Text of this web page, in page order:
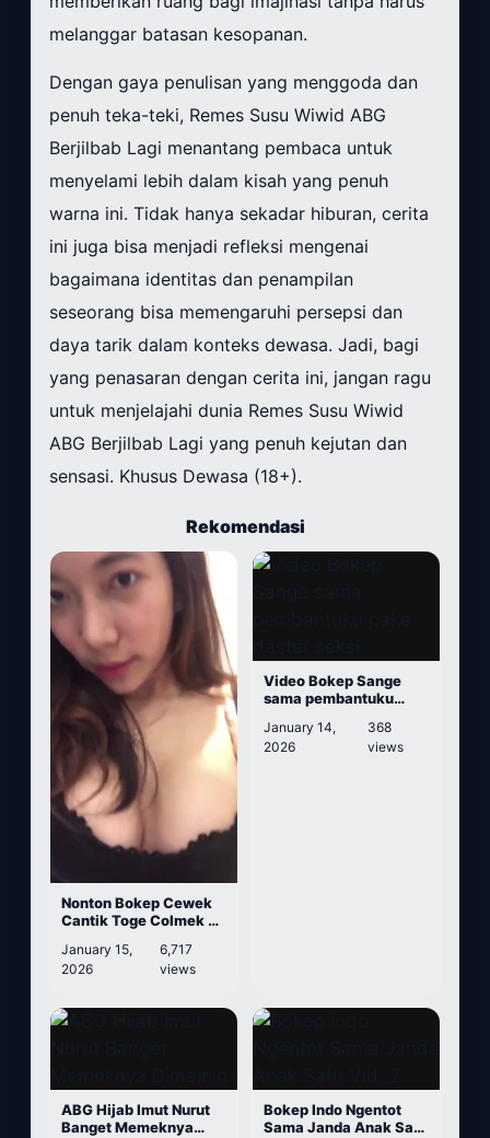
melanggar batasan kesopanan.
Dengan gaya penulisan yang menggoda dan
penuh teka-teki, Remes Susu Wiwid ABG
Berjilbab Lagi menantang pembaca untuk
menyelami lebih dalam kisah yang penuh
warna ini. Tidak hanya sekadar hiburan, cerita
ini juga bisa menjadi refleksi mengenai
bagaimana identitas dan penampilan
seseorang bisa memengaruhi persepsi dan
daya tarik dalam konteks dewasa. Jadi, bagi
yang penasaran dengan cerita ini, jangan ragu
untuk menjelajahi dunia Remes Susu Wiwid
ABG Berjilbab Lagi yang penuh kejutan dan
sensasi. Khusus Dewasa (18+).
Rekomendasi
Nonton Bokep Cewek
Cantik Toge Colmek di
January 15,
2026
6,717
views
Video Bokep Sange
sama pembantuku
January 14,
2026
368
views
ABG Hijab Imut Nurut
Banget Memeknya
Bokep Indo Ngentot
Sama Janda Anak Satu